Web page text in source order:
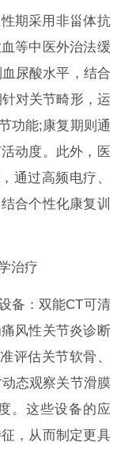
期采用非甾体抗
等中医外治法缓
尿酸水平，结合
对关节畸形，运
功能;康复期则通
动度。此外，医
通过高频电疗、
合个性化康复训
治疗
备：双能CT可清
风性关节炎诊断
评估关节软骨、
态观察关节滑膜
。这些设备的应
，从而制定更具